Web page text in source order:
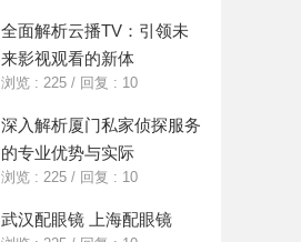
全面解析云播TV：引领未
来影视观看的新体
浏览 : 225 / 回复 : 10
深入解析厦门私家侦探服务
的专业优势与实际
浏览 : 225 / 回复 : 10
武汉配眼镜 上海配眼镜